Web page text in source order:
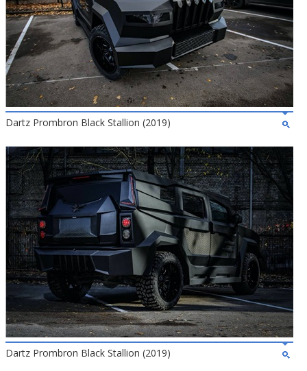
Dartz Prombron Black Stallion (2019)
Dartz Prombron Black Stallion (2019)